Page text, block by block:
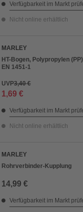
Verfügbarkeit im Markt
Nicht online erhältlich
MARLEY
HT-Bogen, Polypropylen
EN 1451-1
UVP3,40 €
1,69 €
Verfügbarkeit im Markt
Nicht online erhältlich
MARLEY
Rohrverbinder-Kupplung
14,99 €
Verfügbarkeit im Markt